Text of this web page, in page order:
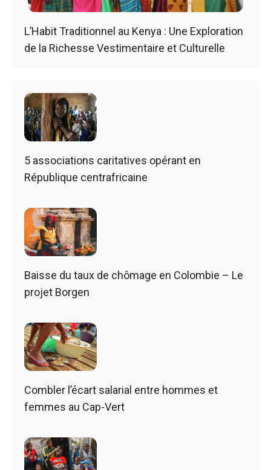
L’Habit Traditionnel au Kenya : Une Exploration
de la Richesse Vestimentaire et Culturelle
5 associations caritatives opérant en
République centrafricaine
Baisse du taux de chômage en Colombie – Le
projet Borgen
Combler l’écart salarial entre hommes et
femmes au Cap-Vert